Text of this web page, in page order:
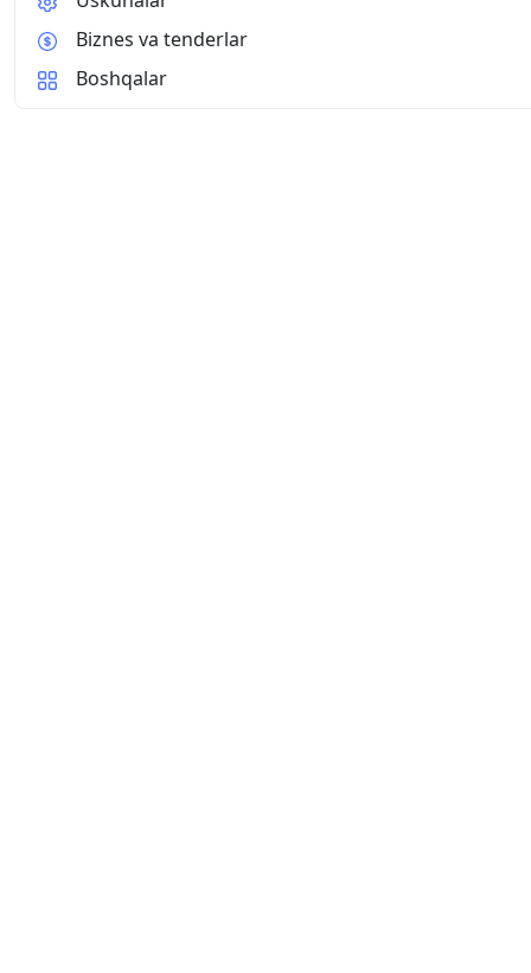
Biznes va tenderlar
Boshqalar